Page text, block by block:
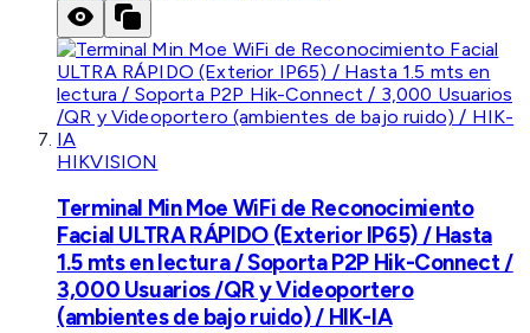
HIKVISION
Terminal Min Moe WiFi de Reconocimiento
Facial ULTRA RÁPIDO (Exterior IP65) / Hasta
1.5 mts en lectura / Soporta P2P Hik-Connect /
3,000 Usuarios /QR y Videoportero
(ambientes de bajo ruido) / HIK-IA